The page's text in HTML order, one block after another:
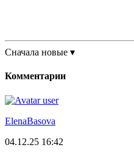
Сначала новые ▾
Комментарии
ElenaBasova
04.12.25 16:42